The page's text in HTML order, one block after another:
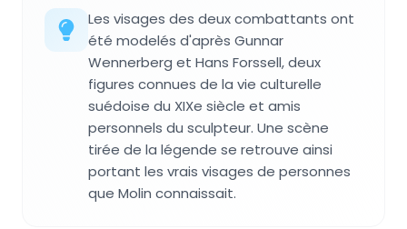
Les visages des deux combattants ont
été modelés d'après Gunnar
Wennerberg et Hans Forssell, deux
figures connues de la vie culturelle
suédoise du XIXe siècle et amis
personnels du sculpteur. Une scène
tirée de la légende se retrouve ainsi
portant les vrais visages de personnes
que Molin connaissait.